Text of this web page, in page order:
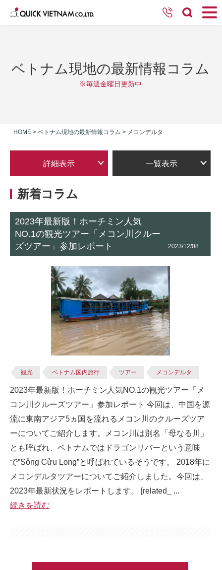
ベトナム現地の最新情報コラム
※毎週金曜日更新中
HOME > ベトナム現地の最新情報コラム > メコンデルタ
詳細表示 一覧表示
新着コラム
2023年最新版！ホーチミン人気
NO.1の観光ツアー「メコン川クルー
ズツアー」参加レポート
2023/12/08
観光 ベトナム国内旅行 ツアー メコンデルタ
2023年最新版！ホーチミン人気NO.1の観光ツアー「メ
コン川クルーズツアー」参加レポート 今回は、中国を源
流に東南アジア5ヵ国を流れるメコン川のクルーズツア
ーについてご紹介します。メコン川は別名「母なる川」
とも呼ばれ、ベトナムではドラゴンリバーという意味
で”Sông Cửu Long”と呼ばれているそうです。 2018年に
メコンデルタツアーについてご紹介しました。今回は、
2023年最新状況をレポートします。 [related_ ...
続きを読む